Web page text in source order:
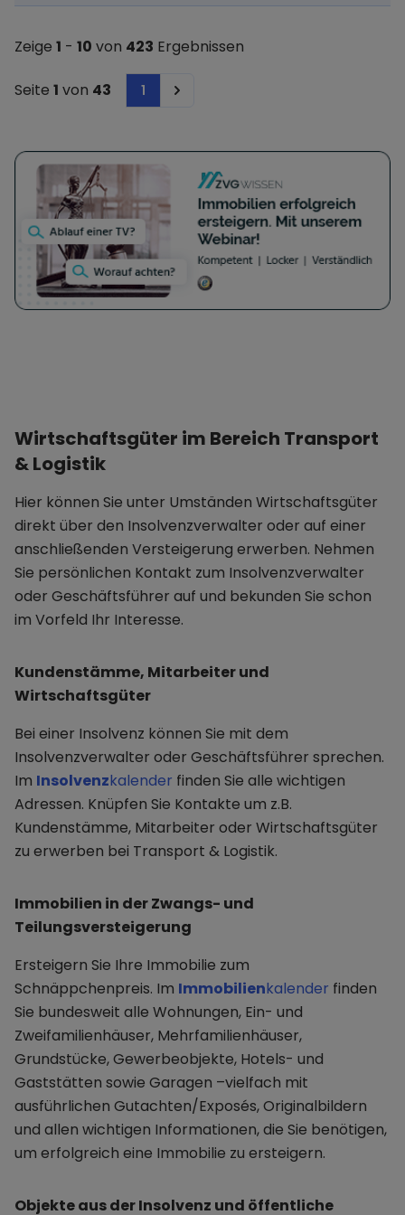
Zeige 1 - 10 von 423 Ergebnissen
Seite 1 von 43 1 Next
Wirtschaftsgüter im Bereich Transport
& Logistik
Hier können Sie unter Umständen Wirtschaftsgüter
direkt über den Insolvenzverwalter oder auf einer
anschließenden Versteigerung erwerben. Nehmen
Sie persönlichen Kontakt zum Insolvenzverwalter
oder Geschäftsführer auf und bekunden Sie schon
im Vorfeld Ihr Interesse.
Kundenstämme, Mitarbeiter und
Wirtschaftsgüter
Bei einer Insolvenz können Sie mit dem
Insolvenzverwalter oder Geschäftsführer sprechen.
Im Insolvenzkalender finden Sie alle wichtigen
Adressen. Knüpfen Sie Kontakte um z.B.
Kundenstämme, Mitarbeiter oder Wirtschaftsgüter
zu erwerben bei Transport & Logistik.
Immobilien in der Zwangs- und
Teilungsversteigerung
Ersteigern Sie Ihre Immobilie zum
Schnäppchenpreis. Im Immobilienkalender finden
Sie bundesweit alle Wohnungen, Ein- und
Zweifamilienhäuser, Mehrfamilienhäuser,
Grundstücke, Gewerbeobjekte, Hotels- und
Gaststätten sowie Garagen –vielfach mit
ausführlichen Gutachten/Exposés, Originalbildern
und allen wichtigen Informationen, die Sie benötigen,
um erfolgreich eine Immobilie zu ersteigern.
Objekte aus der Insolvenz und öffentliche